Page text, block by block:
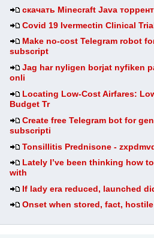
скачать Minecraft Java торрент
Covid 19 Ivermectin Clinical
Make no-cost Telegram robot
subscript
Jag har nyligen borjat nyfiken
onli
Locating Low-Cost Airfares:
Budget Tr
Create free Telegram bot for
subscripti
Tonsillitis Prednisone -
Lately I’ve been thinking how
with
If lady era reduced, launched
Onset when stored, fact, hostile